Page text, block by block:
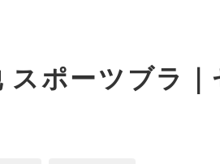
ポーツブラ｜